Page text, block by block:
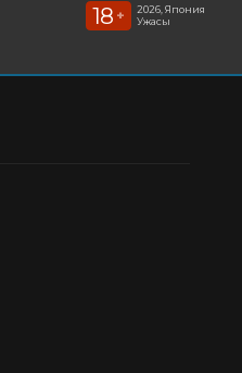
18 +
2026, Япония
Ужасы